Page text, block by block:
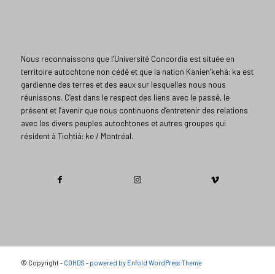
Nous reconnaissons que l’Université Concordia est située en
territoire autochtone non cédé et que la nation Kanien’kehá: ka est
gardienne des terres et des eaux sur lesquelles nous nous
réunissons. C’est dans le respect des liens avec le passé, le
présent et l’avenir que nous continuons d’entretenir des relations
avec les divers peuples autochtones et autres groupes qui
résident à Tiohtiá: ke / Montréal.​
© Copyright - COHDS - powered by Enfold WordPress Theme